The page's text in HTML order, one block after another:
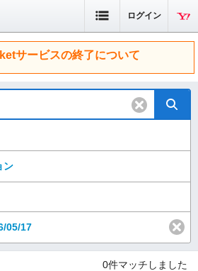
ログイン
サービスの終了について
ン
05/17
0件マッチしました